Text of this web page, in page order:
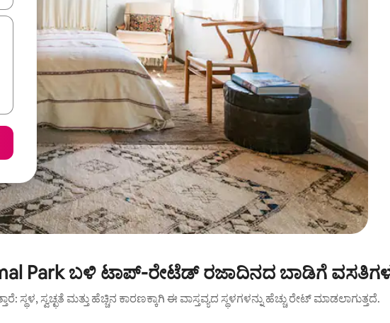
Park ಬಳಿ ಟಾಪ್-ರೇಟೆಡ್ ರಜಾದಿನದ ಬಾಡಿಗೆ
ಸ್ಥಳ, ಸ್ವಚ್ಛತೆ ಮತ್ತು ಹೆಚ್ಚಿನ ಕಾರಣಕ್ಕಾಗಿ ಈ ವಾಸ್ತವ್ಯದ ಸ್ಥಳಗಳನ್ನು ಹೆಚ್ಚು ರೇಟ್ ಮಾಡಲಾಗುತ್ತದೆ.